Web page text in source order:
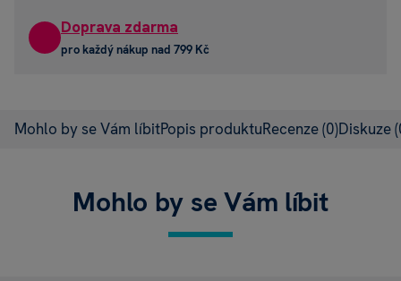
Doprava zdarma
pro každý nákup nad 799 Kč
Mohlo by se Vám líbitPopis produktuRecenze(0)Diskuze
Mohlo by se Vám líbit